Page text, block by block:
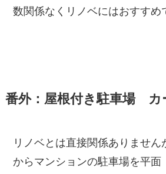
数関係なくリノベにはおすすめ
番外：屋根付き駐車場 カ
リノベとは直接関係ありません
からマンションの駐車場を平面